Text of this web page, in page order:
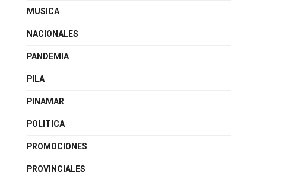
MUSICA
NACIONALES
PANDEMIA
PILA
PINAMAR
POLITICA
PROMOCIONES
PROVINCIALES